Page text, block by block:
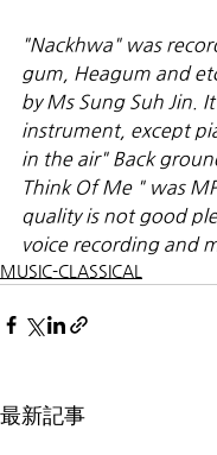
"Nackhwa" was
gum, Heagum and
by Ms Sung Suh Jin.
instrument, except
in the air" Back
Think Of Me " was
quality is not good
voice recording and
MUSIC-CLASSICAL
最新記事